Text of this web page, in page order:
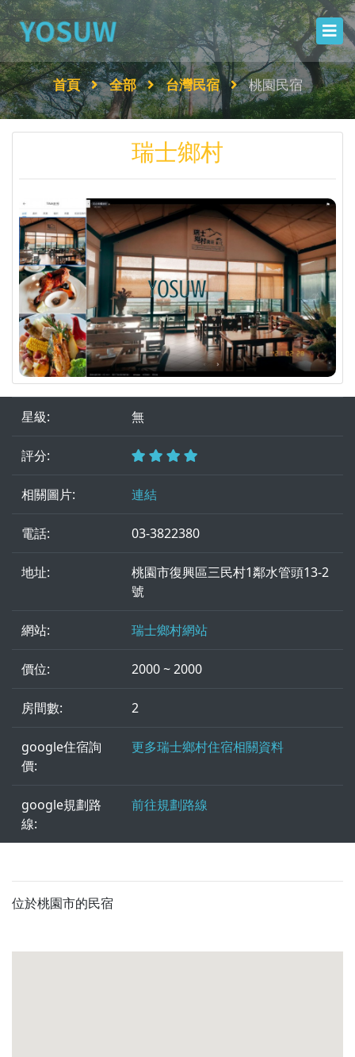
首頁 全部 台灣民宿 桃園民宿
瑞士鄉村
星級: 無
評分:
相關圖片: 連結
電話: 03-3822380
地址:
桃園市復興區三民村1鄰水管頭13-2
號
網站: 瑞士鄉村網站
價位: 2000 ~ 2000
房間數: 2
google住宿詢
價:
更多瑞士鄉村住宿相關資料
google規劃路
線:
前往規劃路線
位於桃園市的民宿